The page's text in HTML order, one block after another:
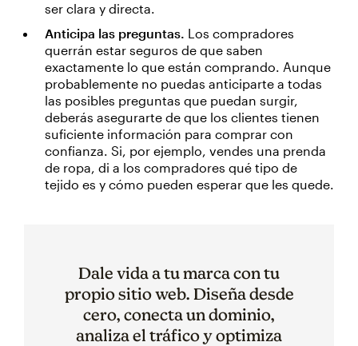
ser clara y directa.
Anticipa las preguntas. Los compradores
querrán estar seguros de que saben
exactamente lo que están comprando. Aunque
probablemente no puedas anticiparte a todas
las posibles preguntas que puedan surgir,
deberás asegurarte de que los clientes tienen
suficiente información para comprar con
confianza. Si, por ejemplo, vendes una prenda
de ropa, di a los compradores qué tipo de
tejido es y cómo pueden esperar que les quede.
Dale vida a tu marca con tu
propio sitio web. Diseña desde
cero, conecta un dominio,
analiza el tráfico y optimiza